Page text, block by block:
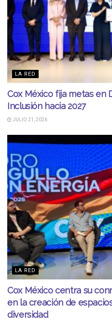
LA RED
Cox México fija metas en
Inclusión hacia 2027
JULIO 21, 2026
LA RED
Cox México centra su
en la creación de
diversidad